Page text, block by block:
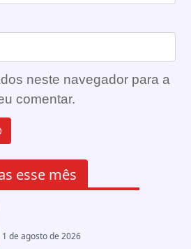
neste navegador para a
comentar.
esse mês
1 de agosto de 2026